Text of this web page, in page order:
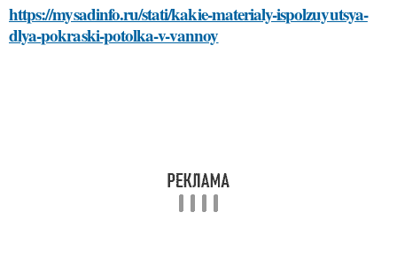
https://mysadinfo.ru/stati/kakie-materialy-ispolzuyutsya-
dlya-pokraski-potolka-v-vannoy